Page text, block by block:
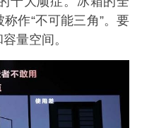
作“不可能三角”。要
量空间。